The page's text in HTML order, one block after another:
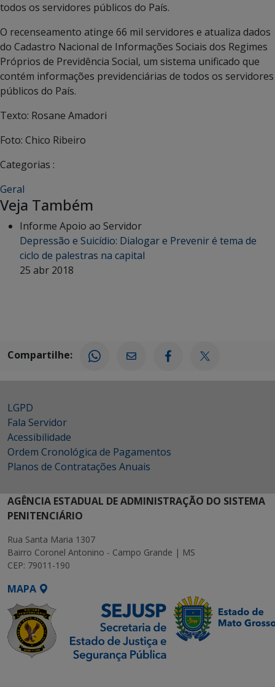
todos os servidores públicos do País.
O recenseamento atinge 66 mil servidores e atualiza dados
do Cadastro Nacional de Informações Sociais dos Regimes
Próprios de Previdência Social, um sistema unificado que
contém informações previdenciárias de todos os servidores
públicos do País.
Texto: Rosane Amadori
Foto: Chico Ribeiro
Categorias :
Geral
Veja Também
Informe Apoio ao Servidor
Depressão e Suicídio: Dialogar e Prevenir é tema de
ciclo de palestras na capital
25 abr 2018
Compartilhe:
LGPD
Fala Servidor
Acessibilidade
Ordem Cronológica de Pagamentos
Planos de Contratações Anuais
AGÊNCIA ESTADUAL DE ADMINISTRAÇÃO DO SISTEMA
PENITENCIÁRIO
Rua Santa Maria 1307
Bairro Coronel Antonino - Campo Grande | MS
CEP: 79011-190
MAPA